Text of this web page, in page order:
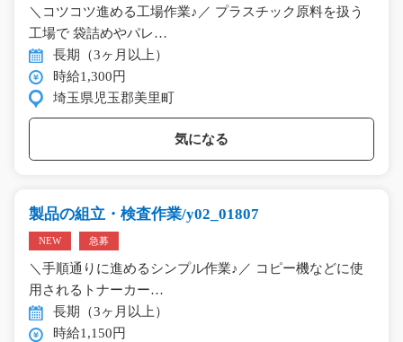
＼コツコツ進める工場作業♪／ プラスチック原料を扱う
工場で 袋詰めやパレ…
長期（3ヶ月以上）
時給1,300円
埼玉県児玉郡美里町
気になる
製品の組立・検査作業/y02_01807
NEW 急募
＼手順通りに進めるシンプル作業♪／ コピー機などに使
用されるトナーカー…
長期（3ヶ月以上）
時給1,150円